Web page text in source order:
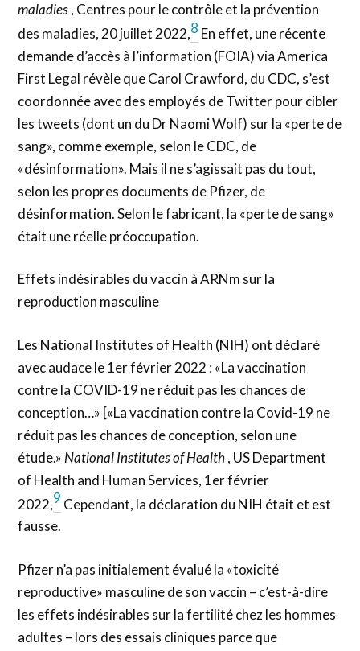
maladies, Centres pour le contrôle et la prévention
des maladies, 20 juillet 2022,8 En effet, une récente
demande d’accès à l’information (FOIA) via America
First Legal révèle que Carol Crawford, du CDC, s’est
coordonnée avec des employés de Twitter pour cibler
les tweets (dont un du Dr Naomi Wolf) sur la «perte de
sang», comme exemple, selon le CDC, de
«désinformation». Mais il ne s’agissait pas du tout,
selon les propres documents de Pfizer, de
désinformation. Selon le fabricant, la «perte de sang»
était une réelle préoccupation.
Effets indésirables du vaccin à ARNm sur la
reproduction masculine
Les National Institutes of Health (NIH) ont déclaré
avec audace le 1er février 2022 : «La vaccination
contre la COVID-19 ne réduit pas les chances de
conception…» [«La vaccination contre la Covid-19 ne
réduit pas les chances de conception, selon une
étude.» National Institutes of Health, US Department
of Health and Human Services, 1er février
2022,9 Cependant, la déclaration du NIH était et est
fausse.
Pfizer n’a pas initialement évalué la «toxicité
reproductive» masculine de son vaccin – c’est-à-dire
les effets indésirables sur la fertilité chez les hommes
adultes – lors des essais cliniques parce que